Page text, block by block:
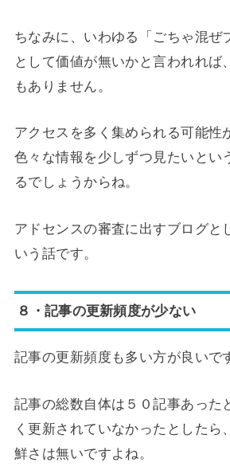
ちなみに、いわゆる「ごちゃ混ぜ
として価値が無いかと言われれば
もありません。
アクセスを多く集められる可能性
色々な情報を少しずつ見たいとい
るでしょうからね。
アドセンスの審査に出すブログと
いう話です。
８・記事の更新頻度が少ない
記事の更新頻度も多い方が良いで
記事の総数自体は５０記事あった
く更新されていなかったとしたら
鮮さは無いですよね。